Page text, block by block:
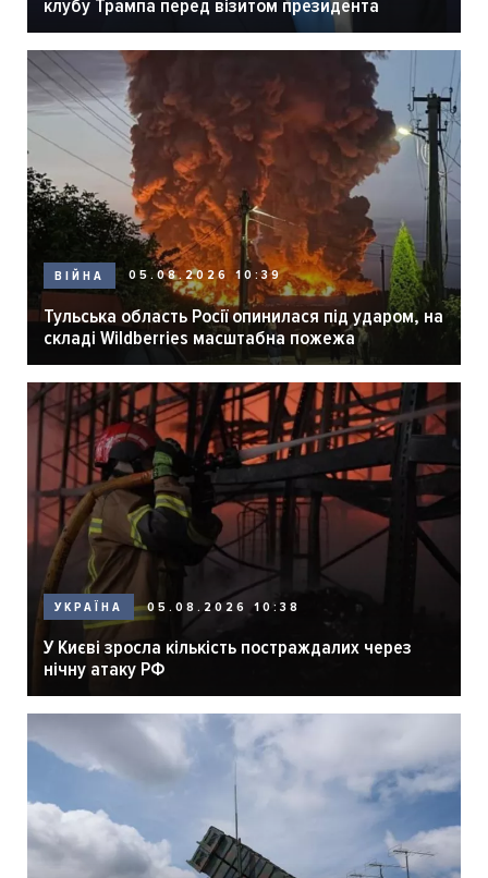
клубу Трампа перед візитом президента
ВІЙНА 05.08.2026 10:39
Тульська область Росії опинилася під ударом, на
складі Wildberries масштабна пожежа
УКРАЇНА 05.08.2026 10:38
У Києві зросла кількість постраждалих через
нічну атаку РФ